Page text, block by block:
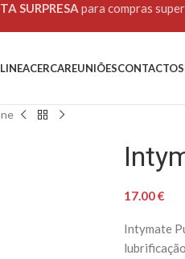
SURPRESA para compras
ACERCAREUNIÕESCONTACTOS
17.00€
Intymate